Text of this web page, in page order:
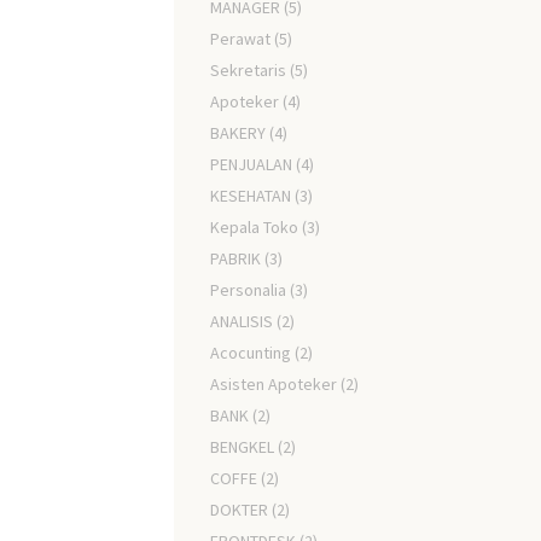
MANAGER (5)
Perawat (5)
Sekretaris (5)
Apoteker (4)
BAKERY (4)
PENJUALAN (4)
KESEHATAN (3)
Kepala Toko (3)
PABRIK (3)
Personalia (3)
ANALISIS (2)
Acocunting (2)
Asisten Apoteker (2)
BANK (2)
BENGKEL (2)
COFFE (2)
DOKTER (2)